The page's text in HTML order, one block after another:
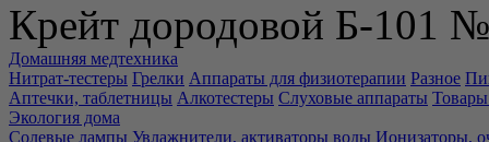
Крейт дородовой Б-101
Домашняя медтехника
Нитрат-тестеры Грелки Аппараты для физиотерапии Разное
Аптечки, таблетницы Алкотестеры Слуховые аппараты Товары
Экология дома
Солевые лампы Увлажнители, активаторы воды Ионизаторы,